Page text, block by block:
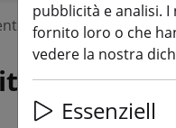
FPV Video Sender
e
pubblicità e analisi.
fornito loro o che
vedere la nostra
Essenziell